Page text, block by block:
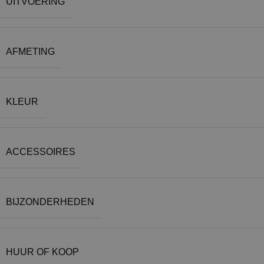
AFMETING
KLEUR
ACCESSOIRES
BIJZONDERHEDEN
HUUR OF KOOP